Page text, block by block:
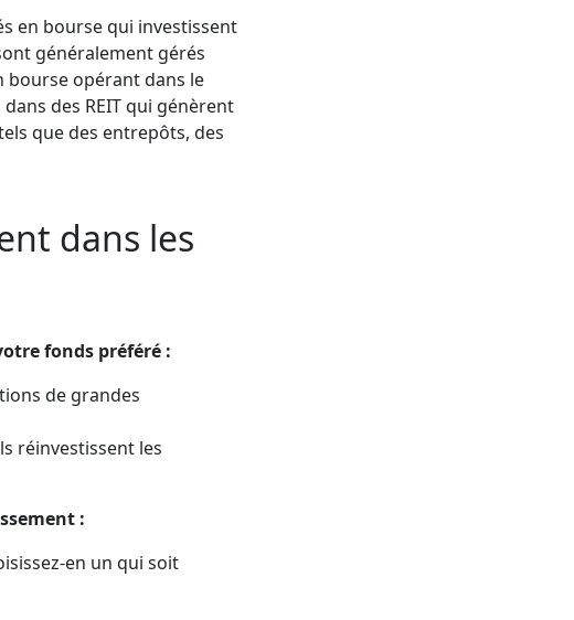
en bourse qui investissent
généralement gérés
bourse opérant dans le
des REIT qui génèrent
que des entrepôts, des
dans les
fonds préféré :
de grandes
réinvestissent les
:
en un qui soit